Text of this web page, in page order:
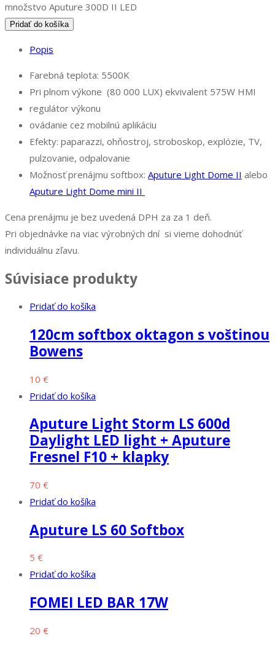
množstvo Aputure 300D II LED
Pridať do košíka
Popis
Farebná teplota: 5500K
Pri plnom výkone (80 000 LUX) ekvivalent 575W HMI
regulátor výkonu
ovádanie cez mobilnú aplikáciu
Efekty: paparazzi, ohňostroj, stroboskop, explózie, TV,
pulzovanie, odpalovanie
Možnosť prenájmu softbox: Aputure Light Dome II alebo
Aputure Light Dome mini II
Cena prenájmu je bez uvedená DPH za za 1 deň.
Pri objednávke na viac výrobných dní si vieme dohodnúť
individuálnu zľavu.
Súvisiace produkty
Pridať do košíka
120cm softbox oktagon s voštinou
Bowens
10 €
Pridať do košíka
Aputure Light Storm LS 600d
Daylight LED light + Aputure
Fresnel F10 + klapky
70 €
Pridať do košíka
Aputure LS 60 Softbox
5 €
Pridať do košíka
FOMEI LED BAR 17W
20 €